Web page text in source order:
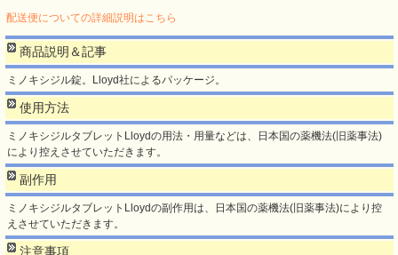
配送便についての詳細説明はこちら
商品説明＆記事
ミノキシジル錠。Lloyd社によるパッケージ。
使用方法
ミノキシジルタブレットLloydの用法・用量などは、日本国の薬機法(旧薬事法)
により控えさせていただきます。
副作用
ミノキシジルタブレットLloydの副作用は、日本国の薬機法(旧薬事法)により控
えさせていただきます。
注意事項